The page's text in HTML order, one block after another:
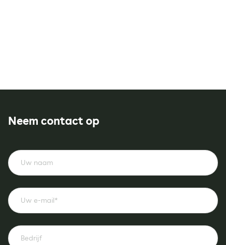
Neem contact op